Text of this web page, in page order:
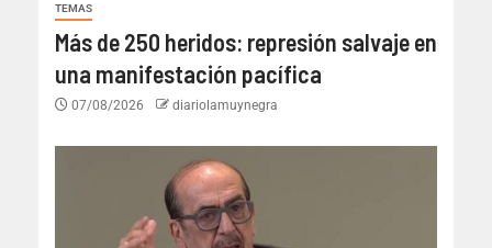
TEMAS
Más de 250 heridos: represión salvaje en
una manifestación pacífica
07/08/2026 diariolamuynegra